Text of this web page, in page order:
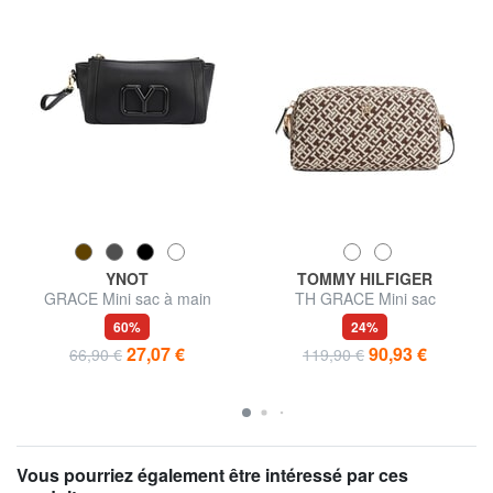
YNOT
GRACE Mini sac à main
60%
66,90 € 27,07 €
TOMMY HILFIGER
TH GRACE Mini sac
bandoulière
24%
119,90 € 90,93 €
Vous pourriez également être intéressé par ces